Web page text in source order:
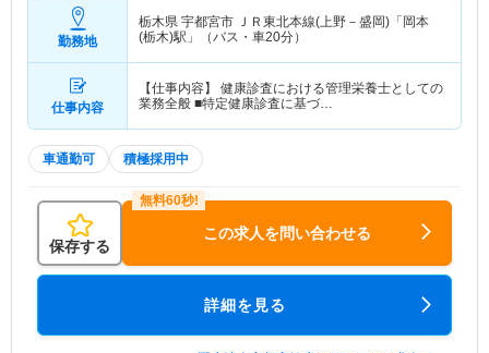
勤務地
栃木県 宇都宮市 ＪＲ東北本線(上野－盛岡)「岡本
(栃木)駅」（バス・車20分）
仕事内容
【仕事内容】 健康診査における管理栄養士としての
業務全般 ■特定健康診査に基づ…
車通勤可 積極採用中
保存する
この求人を問い合わせる
詳細を見る